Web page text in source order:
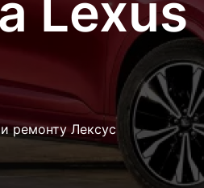
ремонту Лексус